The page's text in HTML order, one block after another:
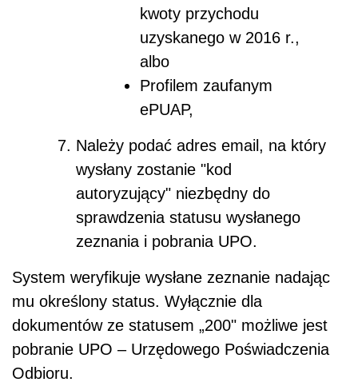
kwoty przychodu
uzyskanego w 2016 r.,
albo
Profilem zaufanym
ePUAP,
Należy podać adres email, na który
wysłany zostanie "kod
autoryzujący" niezbędny do
sprawdzenia statusu wysłanego
zeznania i pobrania UPO.
System weryfikuje wysłane zeznanie nadając
mu określony status. Wyłącznie dla
dokumentów ze statusem „200" możliwe jest
pobranie UPO – Urzędowego Poświadczenia
Odbioru.